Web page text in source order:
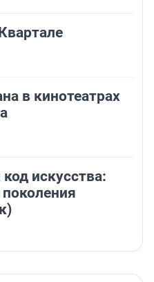
в кинотеатрах
код искусства: